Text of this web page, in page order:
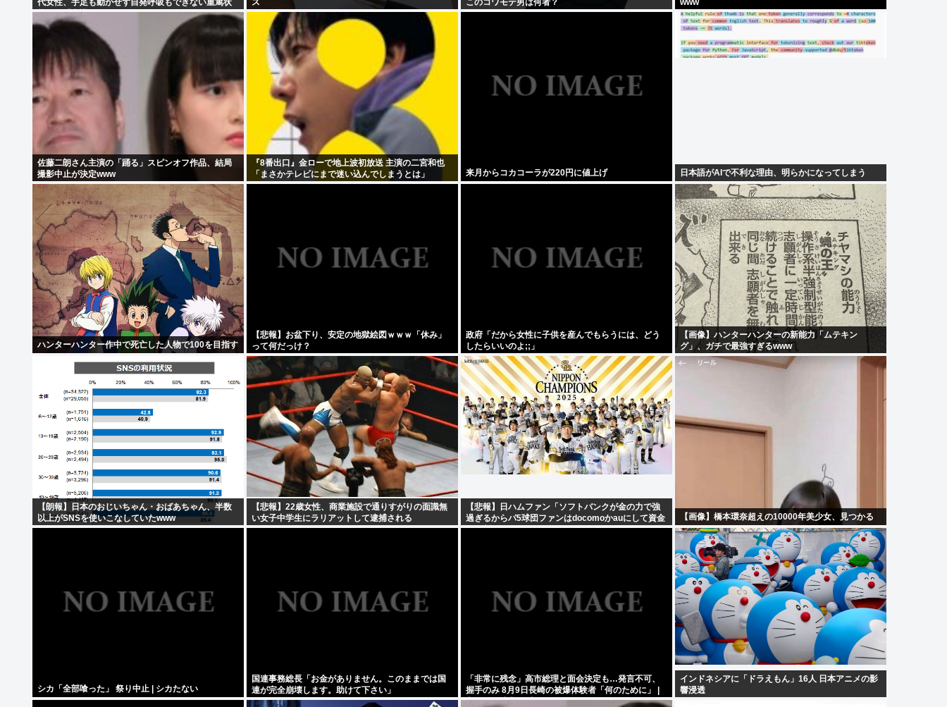
態に…「意識はある」
佐藤二朗さん主演の「踊る」スピンオフ作品、結局
撮影中止が決定www
『8番出口』金ローで地上波初放送 主演の二宮和也
「まさかテレビにまで迷い込んでしまうとは」
来月からコカコーラが220円に値上げ 日本語がAIで不利な理由、明らかになってしまう
ハンターハンター作中で死亡した人物で100を目指す
【悲報】お盆下り、安定の地獄絵図ｗｗｗ「休み」
って何だっけ？
政府「だから女性に子供を産んでもらうには、どう
したらいいのよ;;」
【画像】ハンターハンターの新能力「ムテキン
グ」、ガチで最強すぎるwww
【朗報】日本のおじいちゃん・おばあちゃん、半数
以上がSNSを使いこなしていたwww
【悲報】22歳女性、商業施設で通りすがりの面識無
い女子中学生にラリアットして逮捕される
【悲報】日ハムファン「ソフトバンクが金の力で強
過ぎるからパ5球団ファンはdocomoかauにして資金
源を断て！」
【画像】橋本環奈超えの10000年美少女、見つかる
シカ「全部喰った」 祭り中止 | シカたない
国連事務総長「お金がありません。このままでは国
連が完全崩壊します。助けて下さい」
「非常に残念」高市総理と面会決定も…発言不可、
握手のみ 8月9日長崎の被爆体験者「何のために」 |
主催の長崎市に呼ばれたから行ってるんだろうに
インドネシアに「ドラえもん」16人 日本アニメの影
響浸透